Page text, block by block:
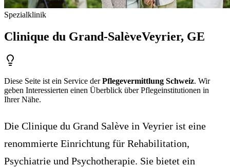
Spezialklinik
Clinique du Grand-SalèveVeyrier, GE
Diese Seite ist ein Service derPflegevermittlung Schweiz. Wir
geben Interessierten einen Überblick über Pflegeinstitutionen in
Ihrer Nähe.
Die Clinique du Grand Salève in Veyrier ist eine
renommierte Einrichtung für Rehabilitation,
Psychiatrie und Psychotherapie. Sie bietet ein